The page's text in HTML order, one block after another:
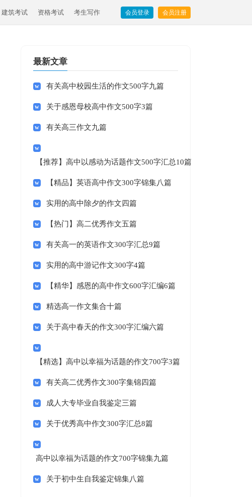
建筑考试 资格考试 考生写作 会员登录 会员注册
最新文章
有关高中校园生活的作文500字九篇
关于感恩母校高中作文500字3篇
有关高三作文九篇
【推荐】高中以感动为话题作文500字汇总10篇
【精品】英语高中作文300字锦集八篇
实用的高中除夕的作文四篇
【热门】高二优秀作文五篇
有关高一的英语作文300字汇总9篇
实用的高中游记作文300字4篇
【精华】感恩的高中作文600字汇编6篇
精选高一作文集合十篇
关于高中春天的作文300字汇编六篇
【精选】高中以幸福为话题的作文700字3篇
有关高二优秀作文300字集锦四篇
成人大专毕业自我鉴定三篇
关于优秀高中作文300字汇总8篇
高中以幸福为话题的作文700字锦集九篇
关于初中生自我鉴定锦集八篇